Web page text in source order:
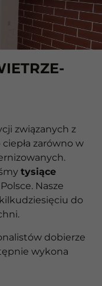
związanych z
zarówno w
tysiące
Nasze
do
dobierze
wykona